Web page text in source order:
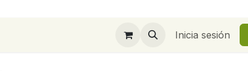
Inicia sesión